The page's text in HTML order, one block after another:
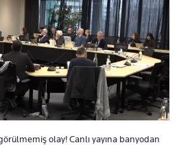
olay! Canlı yayına banyodan